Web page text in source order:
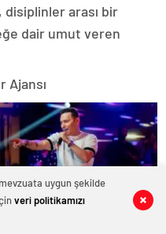
arası bir
dair umut veren
Ajansı
uygun şekilde
veri politikamızı